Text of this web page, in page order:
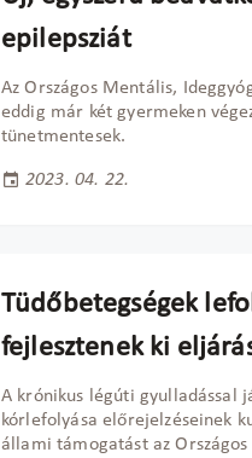
epilepsziát
Az Országos Mentális,
eddig már két gyermeken
tünetmentesek.
2023. 04. 22.
Tüdőbetegségek
fejlesztenek ki
A krónikus légúti gyulladással
kórlefolyása előrejelzéseinek
állami támogatást az